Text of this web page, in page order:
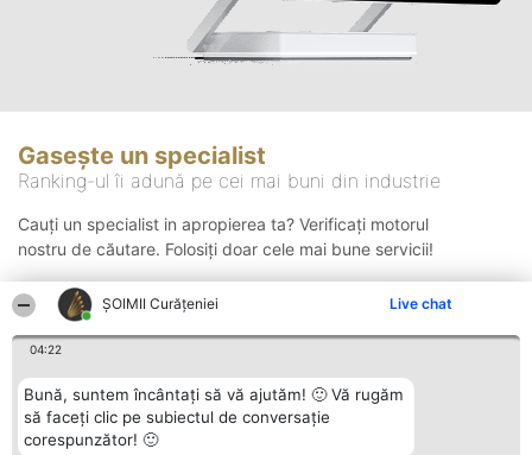
ȘOIMII Curățeniei Live chat
04:22
Bună, suntem încântați să vă ajutăm! 🙂 Vă rugăm
să faceți clic pe subiectul de conversație
corespunzător! 🙂
Gasește un specialist
Ranking-ul îi adună pe cei mai buni din industrie
Cauți un specialist in apropierea ta? Verificați motorul
nostru de căutare. Folosiți doar cele mai bune servicii!